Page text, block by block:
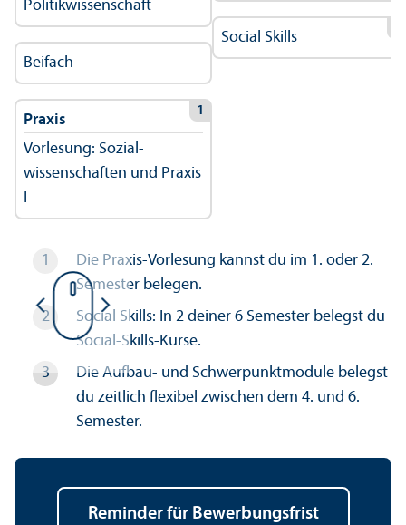
Politik­wissenschaft
Beifach
1
Praxis
Vorlesung: Sozial­
wissenschaften und Praxis
I
Social Skills
Die Praxis-Vorlesung kannst du im 1. oder 2.
Semester belegen.
Social Skills: In 2 deiner 6 Semester belegst du
Social-Skills-Kurse.
Die Aufbau- und Schwerpunktmodule belegst
du zeitlich flexibel zwischen dem 4. und 6.
Semester.
Reminder für Bewerbungs­frist